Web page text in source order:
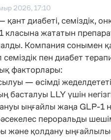
2026, 17:10
қант диабеті, семіздік,
1 класына жататын
Компания
пен диабет
факторлары:
— өсімді
LLY үшін
ыңғайлы жаңа GLP-1
пероральды
және қолдану